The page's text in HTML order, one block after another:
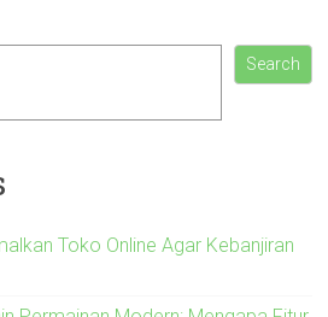
Search
Toko Online Agar Kebanjiran